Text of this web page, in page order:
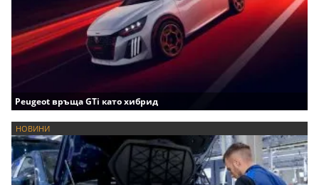
Peugeot връща GTi като хибрид
НОВИНИ